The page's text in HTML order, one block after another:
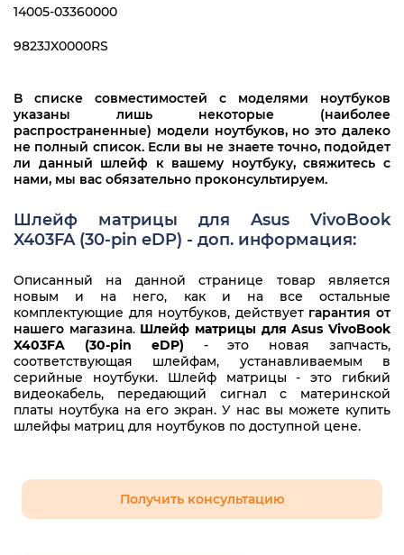
14005-03360000
9823JX0000RS
В списке совместимостей с моделями ноутбуков
указаны лишь некоторые (наиболее
распространенные) модели ноутбуков, но это далеко
не полный список. Если вы не знаете точно, подойдет
ли данный шлейф к вашему ноутбуку, свяжитесь с
нами, мы вас обязательно проконсультируем.
Шлейф матрицы для Asus VivoBook
X403FA (30-pin eDP) - доп. информация:
Описанный на данной странице товар является
новым и на него, как и на все остальные
комплектующие для ноутбуков, действует гарантия от
нашего магазина. Шлейф матрицы для Asus VivoBook
X403FA (30-pin eDP) - это новая запчасть,
соответствующая шлейфам, устанавливаемым в
серийные ноутбуки. Шлейф матрицы - это гибкий
видеокабель, передающий сигнал с материнской
платы ноутбука на его экран. У нас вы можете купить
шлейфы матриц для ноутбуков по доступной цене.
Получить консультацию